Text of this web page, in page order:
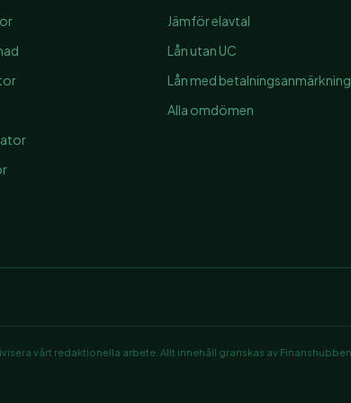
Jämför elavtal
Lån utan UC
Lån med betalningsanmärkning
Alla omdömen
vårt redaktionella arbete. Allt innehåll granskas av